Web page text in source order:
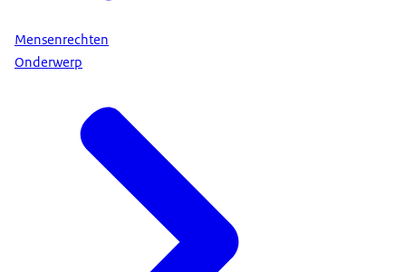
Mensenrechten
Onderwerp